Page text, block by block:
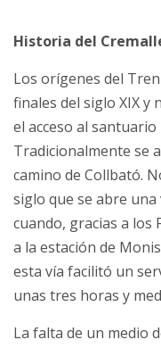
Historia del
Los orígenes del
finales del siglo XIX y
el acceso al
Tradicionalmente se
camino de Collbató.
siglo que se abre
cuando, gracias a los
a la estación de
esta vía facilitó un
unas tres horas y
La falta de un medio